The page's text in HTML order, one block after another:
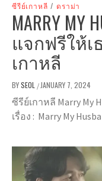
ซีรีย์เกาหลี / ดราม่า
MARRY MY
แจกฟรีให้เ
เกาหลี
BYSEOL /JANUARY 7, 2024
ซีรีย์เกาหลี Marry My
เรื่อง : Marry My